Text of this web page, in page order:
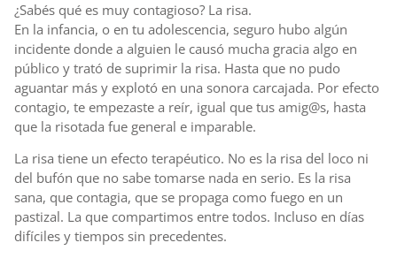
¿Sabés qué es muy contagioso? La risa.
En la infancia, o en tu adolescencia, seguro hubo algún
incidente donde a alguien le causó mucha gracia algo en
público y trató de suprimir la risa. Hasta que no pudo
aguantar más y explotó en una sonora carcajada. Por efecto
contagio, te empezaste a reír, igual que tus amig@s, hasta
que la risotada fue general e imparable.
La risa tiene un efecto terapéutico. No es la risa del loco ni
del bufón que no sabe tomarse nada en serio. Es la risa
sana, que contagia, que se propaga como fuego en un
pastizal. La que compartimos entre todos. Incluso en días
difíciles y tiempos sin precedentes.